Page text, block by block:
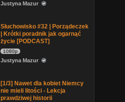
Justyna Mazur
Słuchowisko #32 | Porządeczek
| Krótki poradnik jak ogarnąć
życie [PODCAST]
1080p
Justyna Mazur
[1/3] Nawet dla kobiet Niemcy
nie mieli litości - Lekcja
prawdziwej historii